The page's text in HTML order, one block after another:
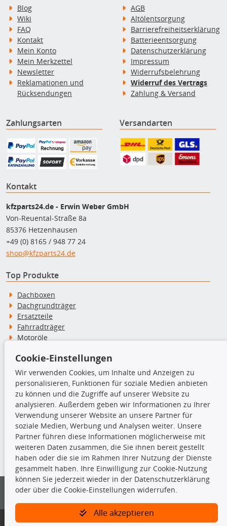
Blog
Wiki
FAQ
Kontakt
Mein Konto
Mein Merkzettel
Newsletter
Reklamationen und
Rücksendungen
AGB
Altölentsorgung
Barrierefreiheitserklärung
Batterieentsorgung
Datenschutzerklärung
Impressum
Widerrufsbelehrung
Widerruf des Vertrags
Zahlung & Versand
Zahlungsarten Versandarten
Kontakt
kfzparts24.de - Erwin Weber GmbH
Von-Reuental-Straße 8a
85376 Hetzenhausen
+49 (0) 8165 / 948 77 24
shop@kfzparts24.de
Top Produkte
Dachboxen
Dachgrundträger
Ersatzteile
Fahrradträger
Motoröle
Schneeketten
TecDoc Inside
Die hier angezeigten Daten insbesondere die gesamte Datenbank dürfen
nicht kopiert werden.
Es ist zu unterlassen, die Daten oder die gesamte Datenbank ohne
vorherige Zustimmung von TecDoc zu vervielfältigen, zu verbreiten
und/oder diese Handlungen durch Dritte ausführen zu lassen. Ein
Bitte prüfen Sie, ob das über unseren Onlineshop identifizierte Ersatzteil
Cookie-Einstellungen
Wir verwenden Cookies, um Inhalte und Anzeigen zu
personalisieren, Funktionen für soziale Medien anbieten
zu können und die Zugriffe auf unserer Website zu
analysieren. Außerdem geben wir Informationen zu Ihrer
Verwendung unserer Website an unsere Partner für
soziale Medien, Werbung und Analysen weiter. Unsere
Partner führen diese Informationen möglicherweise mit
weiteren Daten zusammen, die Sie ihnen bereit gestellt
haben oder die sie im Rahmen Ihrer Nutzung der Dienste
gesammelt haben. Ihre Einwilligung zur Cookie-Nutzung
können Sie jederzeit wieder in der Datenschutzerklärung
oder über die Cookie-Einstellungen widerrufen.
Alle akzeptieren